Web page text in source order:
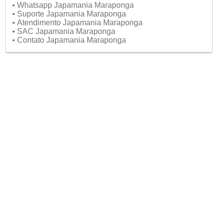
• Whatsapp Japamania Maraponga
• Suporte Japamania Maraponga
• Atendimento Japamania Maraponga
• SAC Japamania Maraponga
• Contato Japamania Maraponga